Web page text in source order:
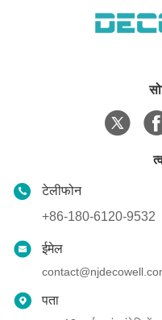
टेलीफोन
+86-180-6120-9532
ईमेल
पता